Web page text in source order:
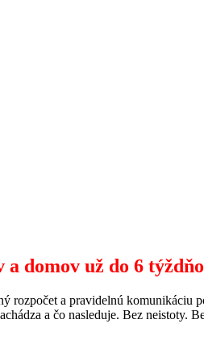
domov už do 6
rozpočet a pravidelnú komunikáciu
a čo nasleduje. Bez neistoty.